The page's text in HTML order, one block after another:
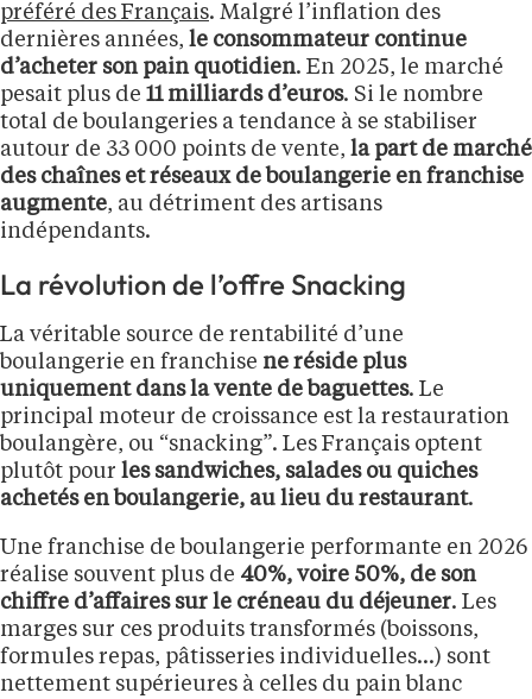
préféré des Français. Malgré l’inflation des
dernières années, le consommateur continue
d’acheter son pain quotidien. En 2025, le marché
pesait plus de 11 milliards d’euros. Si le nombre
total de boulangeries a tendance à se stabiliser
autour de 33 000 points de vente, la part de marché
des chaînes et réseaux de boulangerie en franchise
augmente, au détriment des artisans
indépendants.
La révolution de l’offre Snacking
La véritable source de rentabilité d’une
boulangerie en franchise ne réside plus
uniquement dans la vente de baguettes. Le
principal moteur de croissance est la restauration
boulangère, ou “snacking”. Les Français optent
plutôt pour les sandwiches, salades ou quiches
achetés en boulangerie, au lieu du restaurant.
Une franchise de boulangerie performante en 2026
réalise souvent plus de 40%, voire 50%, de son
chiffre d’affaires sur le créneau du déjeuner. Les
marges sur ces produits transformés (boissons,
formules repas, pâtisseries individuelles…) sont
nettement supérieures à celles du pain blanc